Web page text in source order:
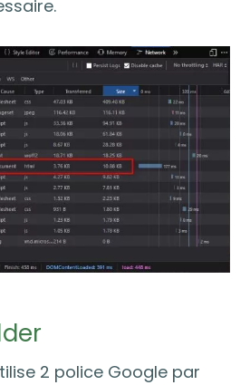
2 police Google par